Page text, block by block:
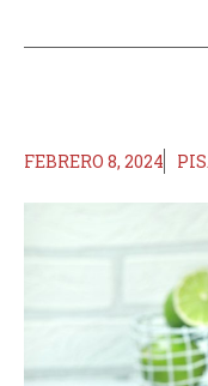
FEBRERO 8, 2024